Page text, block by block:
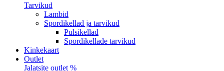
Tarvikud
Lambid
Spordikellad ja tarvikud
Pulsikellad
Spordikellade tarvikud
Kinkekaart
Outlet
Jalatsite outlet %